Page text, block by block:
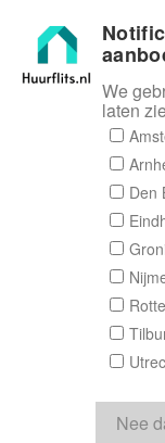
Door een
aanbieder of
We
laten
Den
Nee